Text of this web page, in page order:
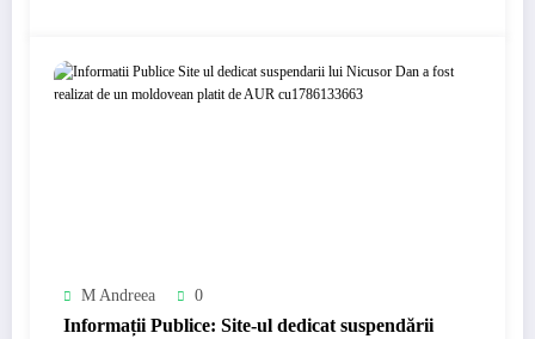
M Andreea 0
Informații Publice: Site-ul dedicat suspendării